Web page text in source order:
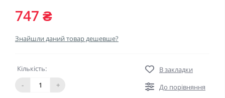
747 ₴
Знайшли даний товар дешевше?
Кількість:
-
+
В закладки
До порівняння